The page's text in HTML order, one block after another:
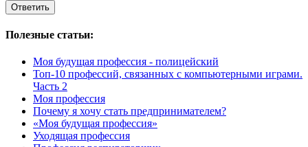
Полезные статьи:
Моя будущая профессия - полицейский
Топ-10 профессий, связанных с компьютерными играми.
Часть 2
Моя профессия
Почему я хочу стать предпринимателем?
«Моя будущая профессия»
Уходящая профессия